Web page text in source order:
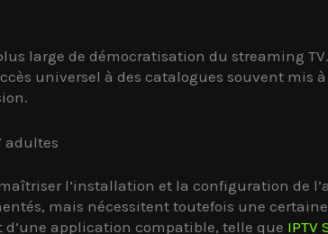
large de démocratisation du streaming
universel à des catalogues souvent mis
adultes
l’installation et la configuration de
mais nécessitent toutefois une
application compatible, telle que IPTV